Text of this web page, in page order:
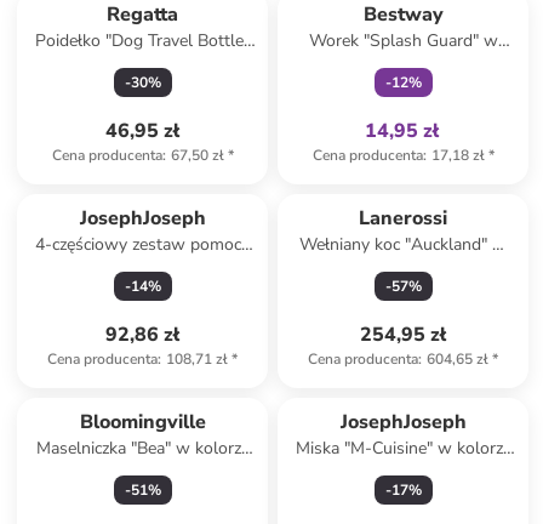
Regatta
Poidełko "Dog Travel Bottle"
w kolorze czarno-białym dla
psa - 750 ml
-30%
46,95 zł
Cena producenta: 67,50 zł*
Bestway
Worek "Splash Guard" w
kolorze fioletowym - 27,5 x
20,5 cm
-12%
14,95 zł
Cena producenta: 17,18 zł*
JosephJoseph
4-częściowy zestaw pomocy
kuchennych - dł. 32,7 cm
-14%
92,86 zł
Cena producenta: 108,71 zł*
Lanerossi
Wełniany koc "Auckland" w
kolorze szarym - 200 x 130
cm
-57%
254,95 zł
Cena producenta: 604,65 zł*
Bloomingville
Maselniczka "Bea" w kolorze
kremowym - wys. 10 x Ø 15
cm
-51%
JosephJoseph
Miska "M-Cuisine" w kolorze
pomarańczowym do
mikrofalówki - 21 x 14 x 19
-17%